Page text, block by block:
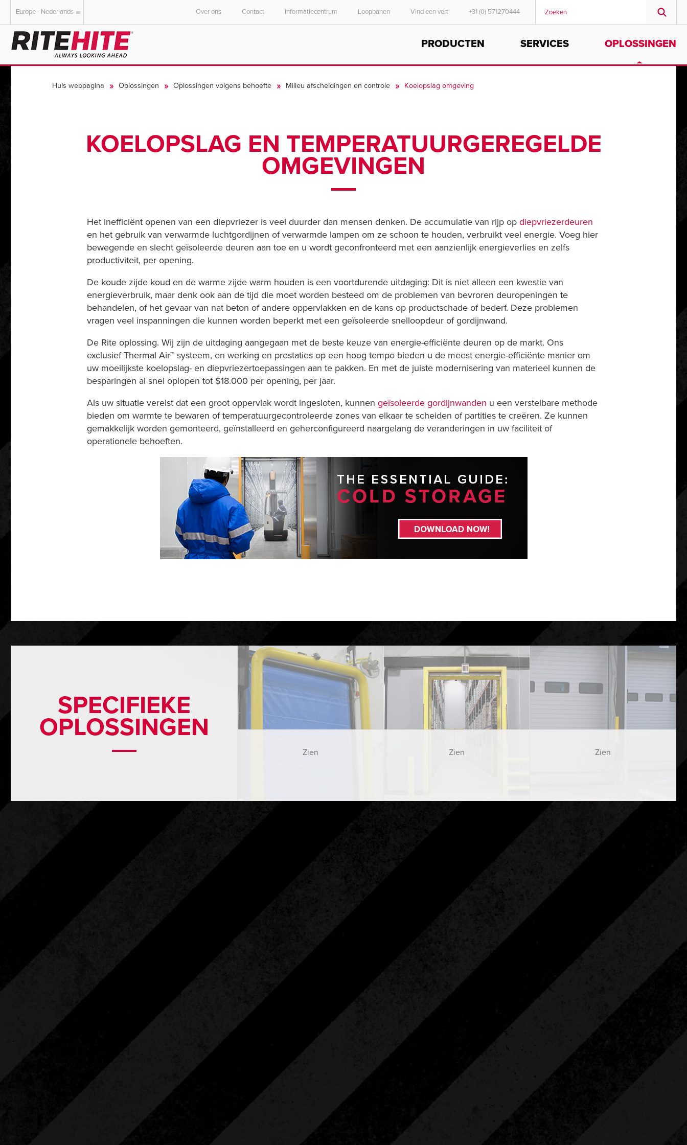
AMERICAS
English
English
Deutsch
Dutch
English
中文
English
Europe - Nederlands Over ons Contact Informatiecentrum Loopbanen Vind een vert +31 (0) 571270444
PRODUCTEN SERVICES OPLOSSINGEN
Huis webpagina Oplossingen Oplossingen volgens behoefte Milieu afscheidingen en controle Koelopslag omgeving
KOELOPSLAG EN TEMPERATUURGEREGELDE
OMGEVINGEN
Het inefficiënt openen van een diepvriezer is veel duurder dan mensen denken. De accumulatie van rijp opdiepvriezerdeuren
en het gebruik van verwarmde luchtgordijnen of verwarmde lampen om ze schoon te houden, verbruikt veel energie. Voeg hier
bewegende en slecht geïsoleerde deuren aan toe en u wordt geconfronteerd met een aanzienlijk energieverlies en zelfs
productiviteit, per opening.
De koude zijde koud en de warme zijde warm houden is een voortdurende uitdaging: Dit is niet alleen een kwestie van
energieverbruik, maar denk ook aan de tijd die moet worden besteed om de problemen van bevroren deuropeningen te
behandelen, of het gevaar van nat beton of andere oppervlakken en de kans op productschade of bederf. Deze problemen
vragen veel inspanningen die kunnen worden beperkt met een geïsoleerde snelloopdeur of gordijnwand.
De Rite oplossing. Wij zijn de uitdaging aangegaan met de beste keuze van energie-efficiënte deuren op de markt. Ons
exclusief Thermal Air™ systeem, en werking en prestaties op een hoog tempo bieden u de meest energie-efficiënte manier om
uw moeilijkste koelopslag- en diepvriezertoepassingen aan te pakken. En met de juiste modernisering van materieel kunnen de
besparingen al snel oplopen tot $18.000 per opening, per jaar.
Als uw situatie vereist dat een groot oppervlak wordt ingesloten, kunnengeïsoleerde gordijnwanden u een verstelbare methode
bieden om warmte te bewaren of temperatuurgecontroleerde zones van elkaar te scheiden of partities te creëren. Ze kunnen
gemakkelijk worden gemonteerd, geïnstalleerd en geherconfigureerd naargelang de veranderingen in uw faciliteit of
operationele behoeften.
SPECIFIEKE
OPLOSSINGEN
Zien Zien Zien